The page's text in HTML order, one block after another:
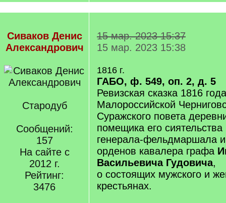
Сиваков Денис
Александрович
Стародуб
Сообщений:
157
На сайте с
2012 г.
Рейтинг:
3476
15 мар. 2023 15:37
15 мар. 2023 15:38
1816 г.
ГАБО, ф. 549, оп. 2, д. 5
Ревизская сказка 1816
Малороссийской
Суражского повета
помещика его сиятельства
генерала-фельдмаршала и
орденов кавалера графа
Васильевича Гудовича,
о состоящих мужского и
крестьянах.